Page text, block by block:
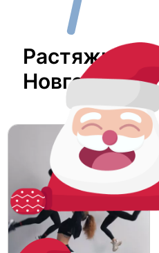
Растяжка В
Новгороде